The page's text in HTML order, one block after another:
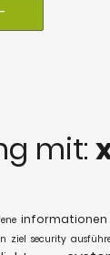
-
mit:
informationen
ziel security